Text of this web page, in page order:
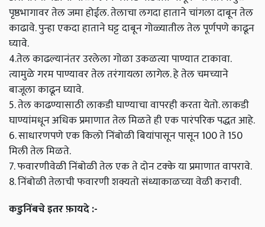
पृष्ठभागावर तेल जमा होईल. तेलाचा लगदा हाताने चांगला दाबून तेल
काढावे. पुन्हा एकदा हाताने घट्ट दाबून गोळ्यातील तेल पूर्णपणे काढून
घ्यावे.
4.तेल काढल्यानंतर उरलेला गोळा उकळत्या पाण्यात टाकावा.
त्यामुळे गरम पाण्यावर तेल तरंगायला लागेल. हे तेल चमच्याने
बाजूला काढून घ्यावे.
5. तेल काढण्यासाठी लाकडी घाण्याचा वापरही करता येतो. लाकडी
घाण्यांमधून अधिक प्रमाणात तेल मिळते ही एक पारंपरिक पद्धत आहे.
6. साधारणपणे एक किलो निंबोळी बियांपासून पासून 100 ते 150
मिली तेल मिळते.
7. फवारणीवेळी निंबोळी तेल एक ते दोन टक्के या प्रमाणात वापरावे.
8. निंबोळी तेलाची फवारणी शक्यतो संध्याकाळच्या वेळी करावी.
कडुनिंबचे इतर फ़ायदे :-